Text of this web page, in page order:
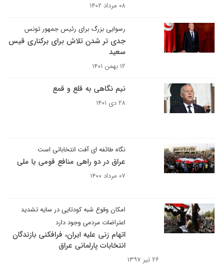
۰۸ مرداد ۱۴۰۲
رسوایی بزرگ برای رئیس جمهور تونس
جدی تر شدن تلاش برای برکناری قیس
سعید
۱۲ بهمن ۱۴۰۱
نیم نگاهی به قلع و قمع
۲۸ دی ۱۴۰۱
نگاه طائفه ای آفت انتخاباتی است
عراق در دو راهی منافع قومی یا ملی
۰۷ مرداد ۱۴۰۰
امکان وقوع شبه کودتایی در سایه تشدید
اعتراضات مردمی وجود دارد
اتهام زنی علیه ایران، فرافکنی بازندگان
انتخابات پارلمانی عراق
۲۶ تیر ۱۳۹۷